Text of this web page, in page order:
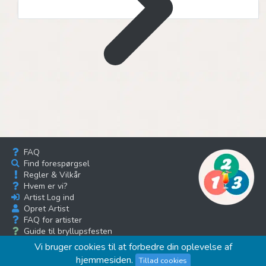
FAQ
Find forespørgsel
Regler & Vilkår
Hvem er vi?
Guide til bryllupsfesten
Musik bloggen
Artist Log ind
Opret Artist
FAQ for artister
Vi bruger cookies til at forbedre din oplevelse af
hjemmesiden. Tillad cookies